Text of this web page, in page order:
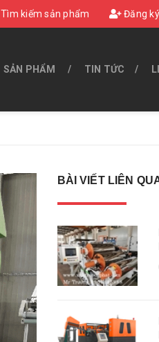
Tìm kiếm sản phẩm Đăng ký
SẢN PHẨM TIN TỨC
BÀI VIẾT LIÊN